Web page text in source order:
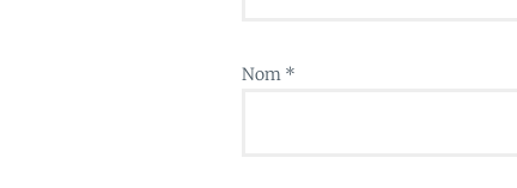
Nom *